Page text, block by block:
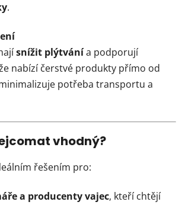
.
snížit plýtvánía podporují
nabízí čerstvé produkty přímo od
potřeba transportu a
vhodný?
řešením pro:
a producenty vajec, kteří chtějí